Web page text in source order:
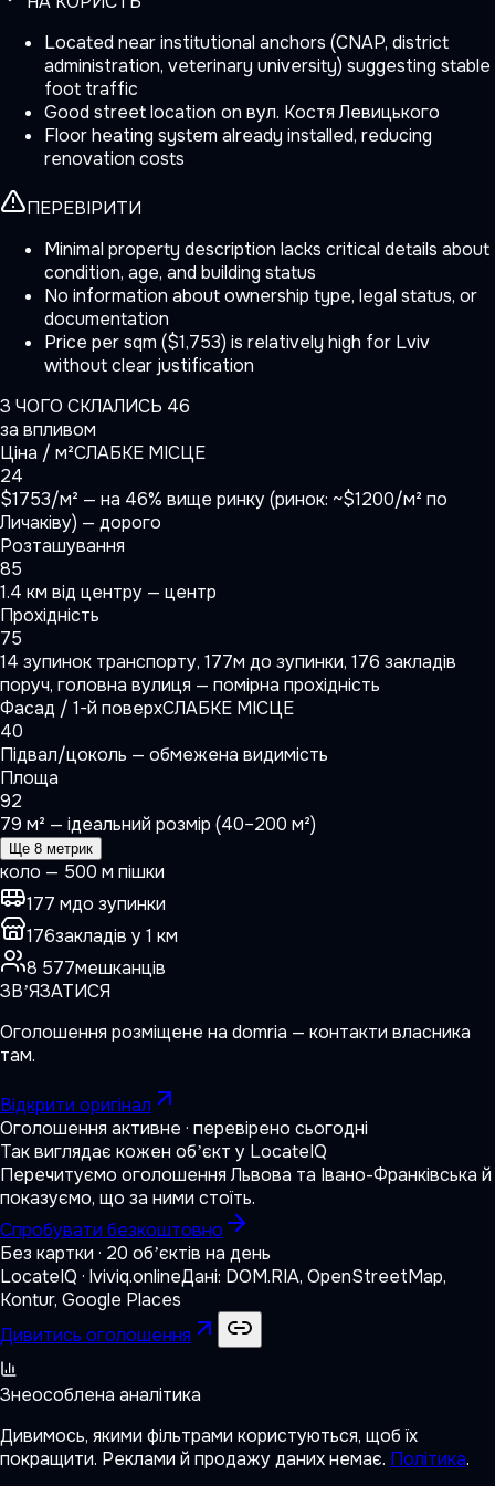
Located near institutional anchors (CNAP, district
administration, veterinary university) suggesting stable
foot traffic
Good street location on вул. Костя Левицького
Floor heating system already installed, reducing
renovation costs
ПЕРЕВІРИТИ
Minimal property description lacks critical details about
condition, age, and building status
No information about ownership type, legal status, or
documentation
Price per sqm ($1,753) is relatively high for Lviv
without clear justification
З ЧОГО СКЛАЛИСЬ 46
за впливом
Ціна / м²СЛАБКЕ МІСЦЕ
24
$1753/м² — на 46% вище ринку (ринок: ~$1200/м² по
Личаківу) — дорого
Розташування
85
1.4 км від центру — центр
Прохідність
75
14 зупинок транспорту, 177м до зупинки, 176 закладів
поруч, головна вулиця — помірна прохідність
Фасад / 1-й поверхСЛАБКЕ МІСЦЕ
40
Підвал/цоколь — обмежена видимість
Площа
92
79 м² — ідеальний розмір (40–200 м²)
Ще 8 метрик
коло — 500 м пішки
177 мдо зупинки
176закладів у 1 км
8 577мешканців
ЗВʼЯЗАТИСЯ
Оголошення розміщене на domria — контакти власника
там.
Відкрити оригінал
Оголошення активне · перевірено сьогодні
Так виглядає кожен обʼєкт у LocateIQ
Перечитуємо оголошення Львова та Івано-Франківська й
показуємо, що за ними стоїть.
Спробувати безкоштовно
Без картки · 20 обʼєктів на день
LocateIQ · lviviq.onlineДані: DOM.RIA, OpenStreetMap,
Kontur, Google Places
Дивитись оголошення
Знеособлена аналітика
Дивимось, якими фільтрами користуються, щоб їх
покращити. Реклами й продажу даних немає. Політика.